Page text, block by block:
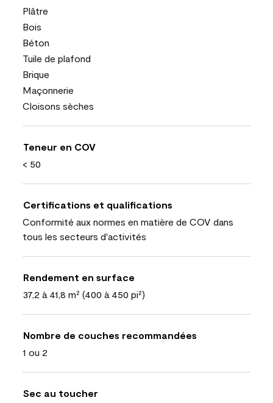
Plâtre
Bois
Béton
Tuile de plafond
Brique
Maçonnerie
Cloisons sèches
Teneur en COV
< 50
Certifications et qualifications
Conformité aux normes en matière de COV dans
tous les secteurs d'activités
Rendement en surface
37,2 à 41,8 m² (400 à 450 pi²)
Nombre de couches recommandées
1 ou 2
Sec au toucher